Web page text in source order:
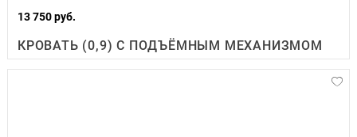
13 750 руб.
КРОВАТЬ (0,9) С ПОДЪЁМНЫМ МЕХАНИЗМОМ